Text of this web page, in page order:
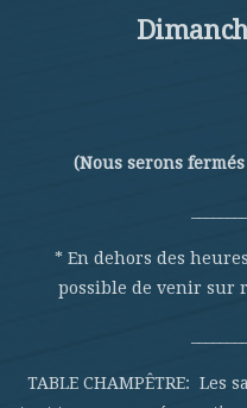
(Nous serons
* En dehors des
possible de venir sur
TABLE CHAMPÊTRE: Les